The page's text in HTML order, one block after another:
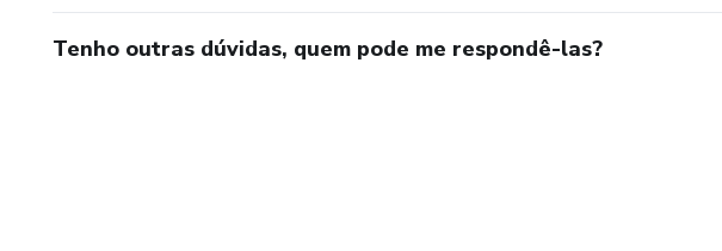
Tenho outras dúvidas, quem pode me respondê-las?